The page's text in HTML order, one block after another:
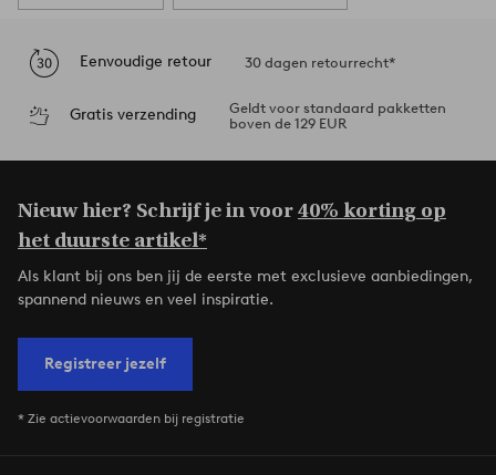
Eenvoudige retour 30 dagen retourrecht*
Gratis verzending
Geldt voor standaard pakketten
boven de 129 EUR
Nieuw hier? Schrijf je in voor40% korting op
het duurste artikel*
Als klant bij ons ben jij de eerste met exclusieve aanbiedingen,
spannend nieuws en veel inspiratie.
Registreer jezelf
* Zie actievoorwaarden bij registratie